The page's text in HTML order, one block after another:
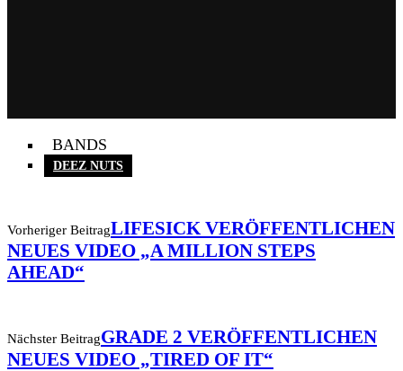
BANDS
DEEZ NUTS
Vorheriger BeitragLIFESICK VERÖFFENTLICHEN
NEUES VIDEO „A MILLION STEPS
AHEAD“
Nächster BeitragGRADE 2 VERÖFFENTLICHEN
NEUES VIDEO „TIRED OF IT“